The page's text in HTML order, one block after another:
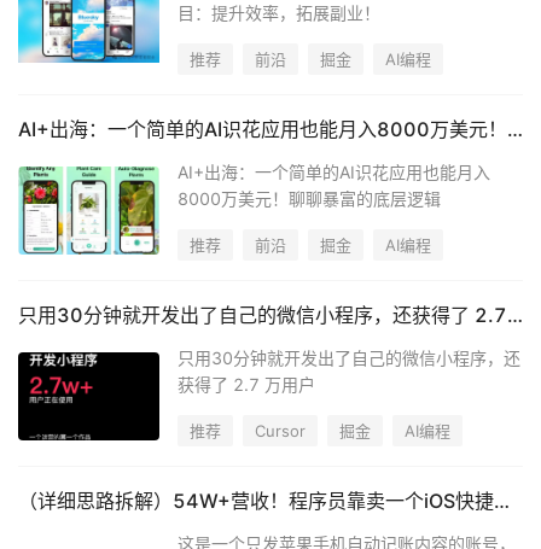
目：提升效率，拓展副业！
推荐 前沿 掘金 AI编程
AI+出海：一个简单的AI识花应用也能月入8000万美元！聊聊暴富的底层逻辑
AI+出海：一个简单的AI识花应用也能月入
8000万美元！聊聊暴富的底层逻辑
推荐 前沿 掘金 AI编程
只用30分钟就开发出了自己的微信小程序，还获得了 2.7 万用户
只用30分钟就开发出了自己的微信小程序，还
获得了 2.7 万用户
推荐 Cursor 掘金 AI编程
（详细思路拆解）54W+营收！程序员靠卖一个iOS快捷指令实现躺后收入，关键还无需维护
这是一个只发苹果手机自动记账内容的账号，